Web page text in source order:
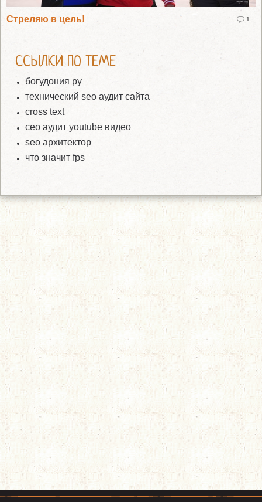
Стреляю в цель! 1
ССЫЛКИ ПО ТЕМЕ
богудония ру
технический seo аудит сайта
cross text
сео аудит youtube видео
seo архитектор
что значит fps